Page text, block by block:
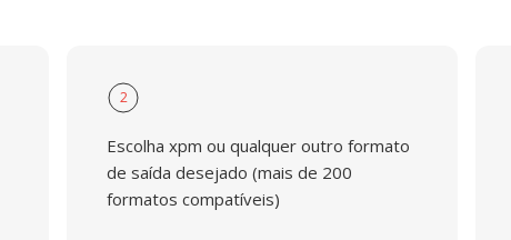
2
Escolha xpm ou qualquer outro formato
de saída desejado (mais de 200
formatos compatíveis)